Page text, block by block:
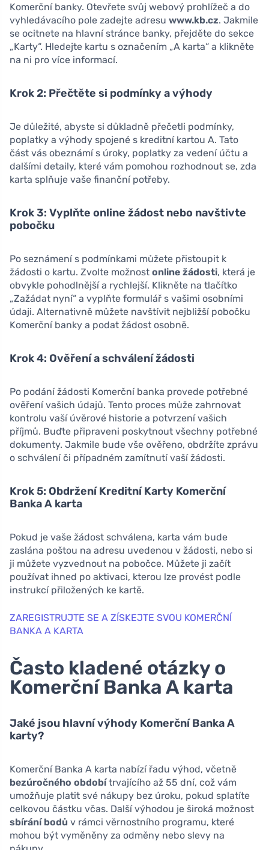
Komerční banky. Otevřete svůj webový prohlížeč a do
vyhledávacího pole zadejte adresu www.kb.cz. Jakmile
se ocitnete na hlavní stránce banky, přejděte do sekce
„Karty“. Hledejte kartu s označením „A karta“ a klikněte
na ni pro více informací.
Krok 2: Přečtěte si podmínky a výhody
Je důležité, abyste si důkladně přečetli podmínky,
poplatky a výhody spojené s kreditní kartou A. Tato
část vás obeznámí s úroky, poplatky za vedení účtu a
dalšími detaily, které vám pomohou rozhodnout se, zda
karta splňuje vaše finanční potřeby.
Krok 3: Vyplňte online žádost nebo navštivte
pobočku
Po seznámení s podmínkami můžete přistoupit k
žádosti o kartu. Zvolte možnost online žádosti, která je
obvykle pohodlnější a rychlejší. Klikněte na tlačítko
„Zažádat nyní“ a vyplňte formulář s vašimi osobními
údaji. Alternativně můžete navštívit nejbližší pobočku
Komerční banky a podat žádost osobně.
Krok 4: Ověření a schválení žádosti
Po podání žádosti Komerční banka provede potřebné
ověření vašich údajů. Tento proces může zahrnovat
kontrolu vaší úvěrové historie a potvrzení vašich
příjmů. Buďte připraveni poskytnout všechny potřebné
dokumenty. Jakmile bude vše ověřeno, obdržíte zprávu
o schválení či případném zamítnutí vaší žádosti.
Krok 5: Obdržení Kreditní Karty Komerční
Banka A karta
Pokud je vaše žádost schválena, karta vám bude
zaslána poštou na adresu uvedenou v žádosti, nebo si
ji můžete vyzvednout na pobočce. Můžete ji začít
používat ihned po aktivaci, kterou lze provést podle
instrukcí přiložených ke kartě.
ZAREGISTRUJTE SE A ZÍSKEJTE SVOU KOMERČNÍ
BANKA A KARTA
Často kladené otázky o
Komerční Banka A karta
Jaké jsou hlavní výhody Komerční Banka A
karty?
Komerční Banka A karta nabízí řadu výhod, včetně
bezúročného obdobítrvajícího až 55 dní, což vám
umožňuje platit své nákupy bez úroku, pokud splatíte
celkovou částku včas. Další výhodou je široká možnost
sbírání bodů v rámci věrnostního programu, které
mohou být vyměněny za odměny nebo slevy na